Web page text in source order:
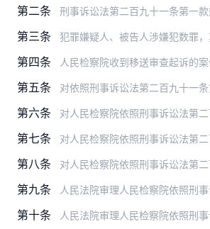
第二条 刑事诉讼法第二百九十一条第一款规定的需要及时进行审判，经最高人民检察院核准的严重“危害国家安全犯罪案件”
第三条 犯罪嫌疑人、被告人涉嫌犯数罪，其中部分犯罪符合刑事诉讼法第二百九十一条第一款规
第四条 人民检察院收到移送审查起诉的案件材料后，应当及时告知犯罪嫌疑人有权委托
第五条 对依照刑事诉讼法第二百九十一条第一款的规定拟适用缺席审判程序的案件，人
第六条 对人民检察院依照刑事诉讼法第二百九十一条第一款的规定提起公诉的案件，人
第七条 对人民检察院依照刑事诉讼法第二百九十一条第一款的规定提起公诉的案件，人民法院立案后，应当将传票和起诉书
第八条 对人民检察院依照刑事诉讼法第二百九十一条第一款的规定提起公诉的案件，向被告人送达相关诉讼文书，应当通过
第九条 人民法院审理人民检察院依照刑事诉讼法第二百九十一条第一款的规定提起公诉的案件，被告人有权委托或者由其近
第十条 人民法院审理人民检察院依照刑事诉讼法第二百九十一条第一款的规定提起公诉的案件，被告人的近亲属申请参加诉